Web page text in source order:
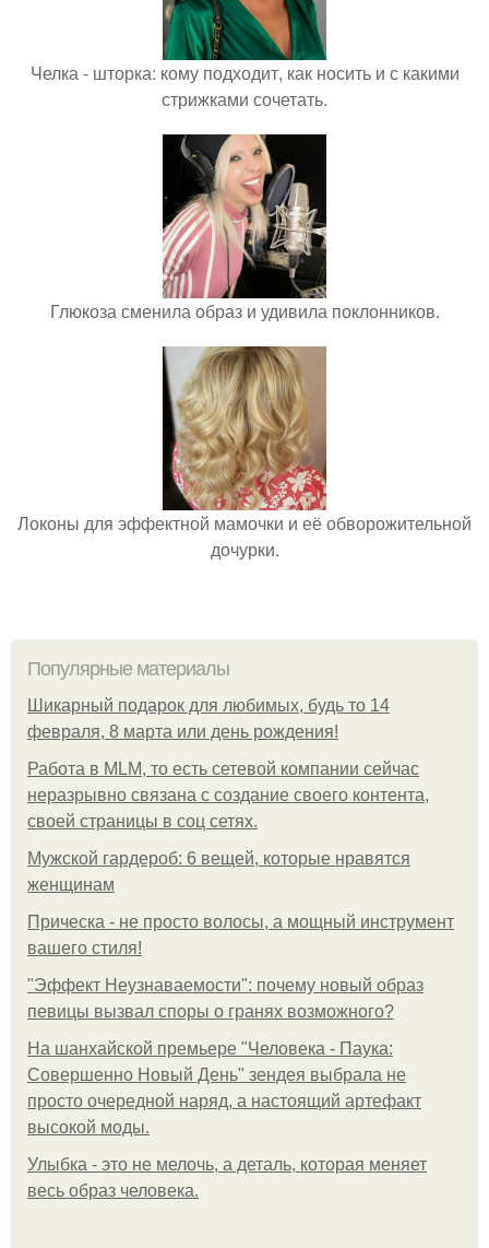
Челка - шторка: кому подходит, как носить и с какими
стрижками сочетать.
Глюкоза сменила образ и удивила поклонников.
Локоны для эффектной мамочки и её обворожительной
дочурки.
Популярные материалы
Шикарный подарок для любимых, будь то 14
февраля, 8 марта или день рождения!
Работа в MLM, то есть сетевой компании сейчас
неразрывно связана с создание своего контента,
своей страницы в соц сетях.
Мужской гардероб: 6 вещей, которые нравятся
женщинам
Прическа - не просто волосы, а мощный инструмент
вашего стиля!
"Эффект Неузнаваемости": почему новый образ
певицы вызвал споры о гранях возможного?
На шанхайской премьере "Человека - Паука:
Совершенно Новый День" зендея выбрала не
просто очередной наряд, а настоящий артефакт
высокой моды.
Улыбка - это не мелочь, а деталь, которая меняет
весь образ человека.